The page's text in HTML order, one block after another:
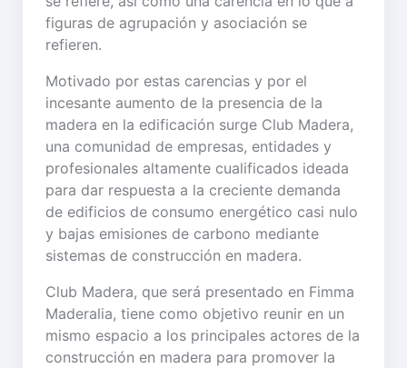
figuras de agrupación y asociación se
refieren.
Motivado por estas carencias y por el
incesante aumento de la presencia de la
madera en la edificación surge Club Madera,
una comunidad de empresas, entidades y
profesionales altamente cualificados ideada
para dar respuesta a la creciente demanda
de edificios de consumo energético casi nulo
y bajas emisiones de carbono mediante
sistemas de construcción en madera.
Club Madera, que será presentado en Fimma
Maderalia, tiene como objetivo reunir en un
mismo espacio a los principales actores de la
construcción en madera para promover la